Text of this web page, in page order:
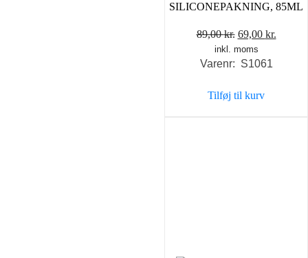
SILICONEPAKNING, 85ML
89,00kr. Den
oprindelige
pris
89,00 kr..
69,00 kr.
inkl. moms
Varenr: S1061
Tilføj til kurv